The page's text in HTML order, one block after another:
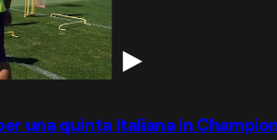
una quinta italiana in